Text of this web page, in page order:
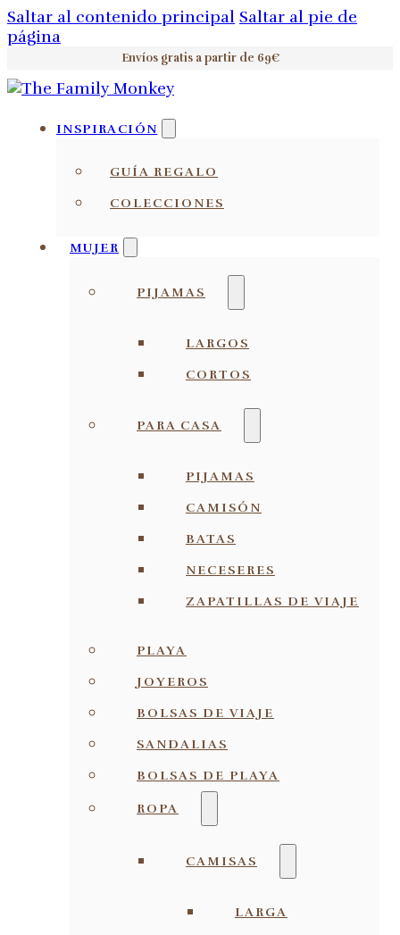
Saltar al contenido principal Saltar al pie de
página
Envíos gratis a partir de 69€
INSPIRACIÓN
GUÍA REGALO
COLECCIONES
MUJER
PIJAMAS
LARGOS
CORTOS
PARA CASA
PIJAMAS
CAMISÓN
BATAS
NECESERES
ZAPATILLAS DE VIAJE
PLAYA
JOYEROS
BOLSAS DE VIAJE
SANDALIAS
BOLSAS DE PLAYA
ROPA
CAMISAS
LARGA